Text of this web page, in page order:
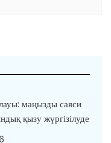
маңызды саяси
қызу жүргізілуде